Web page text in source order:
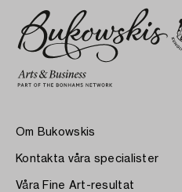
Om Bukowskis
Kontakta våra specialister
Våra Fine Art-resultat